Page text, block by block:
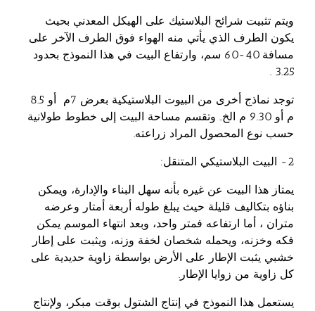
ويتم تثبيت شرائح البلاستيك على الهيكل المعدني بحيث
يكون الطرف الذي يأتي منه الهواء فوق الطرف الآخر على
مسافة 40-60 سم، وارتفاع البيت في هذا النموذج بحدود
3.25 .
توجد نماذج أخرى من البيوت البلاستيكية بعرض 7م أو 8.5
م أو 9.30 م الخ.. وتقسم مساحة البيت إلى خطوط طولانية
حسب نوع المحصول المراد زراعته.
2- البيت البلاستيكي المتنقل:
يمتاز هذا البيت عن غيره بأنه سهل البناء والإدارة، ويمكن
بناؤه بتكاليف قليلة حيث يبلغ طوله أربعة أمتار وعرضه
متران ، أما ارتفاعه فمتر واحد، وبعد انتهاء الموسم يمكن
فكه وخزنه، ويحمله شخصان لخفة وزنه، ويثبت على إطار
خشبي يثبت الإطار على الأرض بواسطة زاوية حديدية على
كل زاوية من زوايا الإطار.
يستعمل هذا النموذج في إنتاج الشتول بوقت مبكر، ولإنتاج